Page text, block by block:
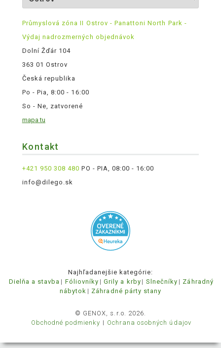
Průmyslová zóna II Ostrov - Panattoni North Park -
Výdaj nadrozmerných objednávok
Dolní Žďár 104
363 01 Ostrov
Česká republika
Po - Pia, 8:00 - 16:00
So - Ne, zatvorené
mapa tu
Kontakt
+421 950 308 480 PO - PIA, 08:00 - 16:00
info@dilego.sk
Najhľadanejšie kategórie:
Dielňa a stavba
Fóliovníky Grily a krby Slnečníky
Záhradný
nábytok
Záhradné párty stany
© GENOX, s.r.o. 2026.
Obchodné podmienky
Ochrana osobných údajov